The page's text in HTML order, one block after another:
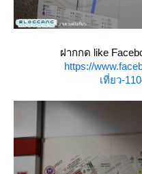
ฝากกด like
https://
เที่ยว-